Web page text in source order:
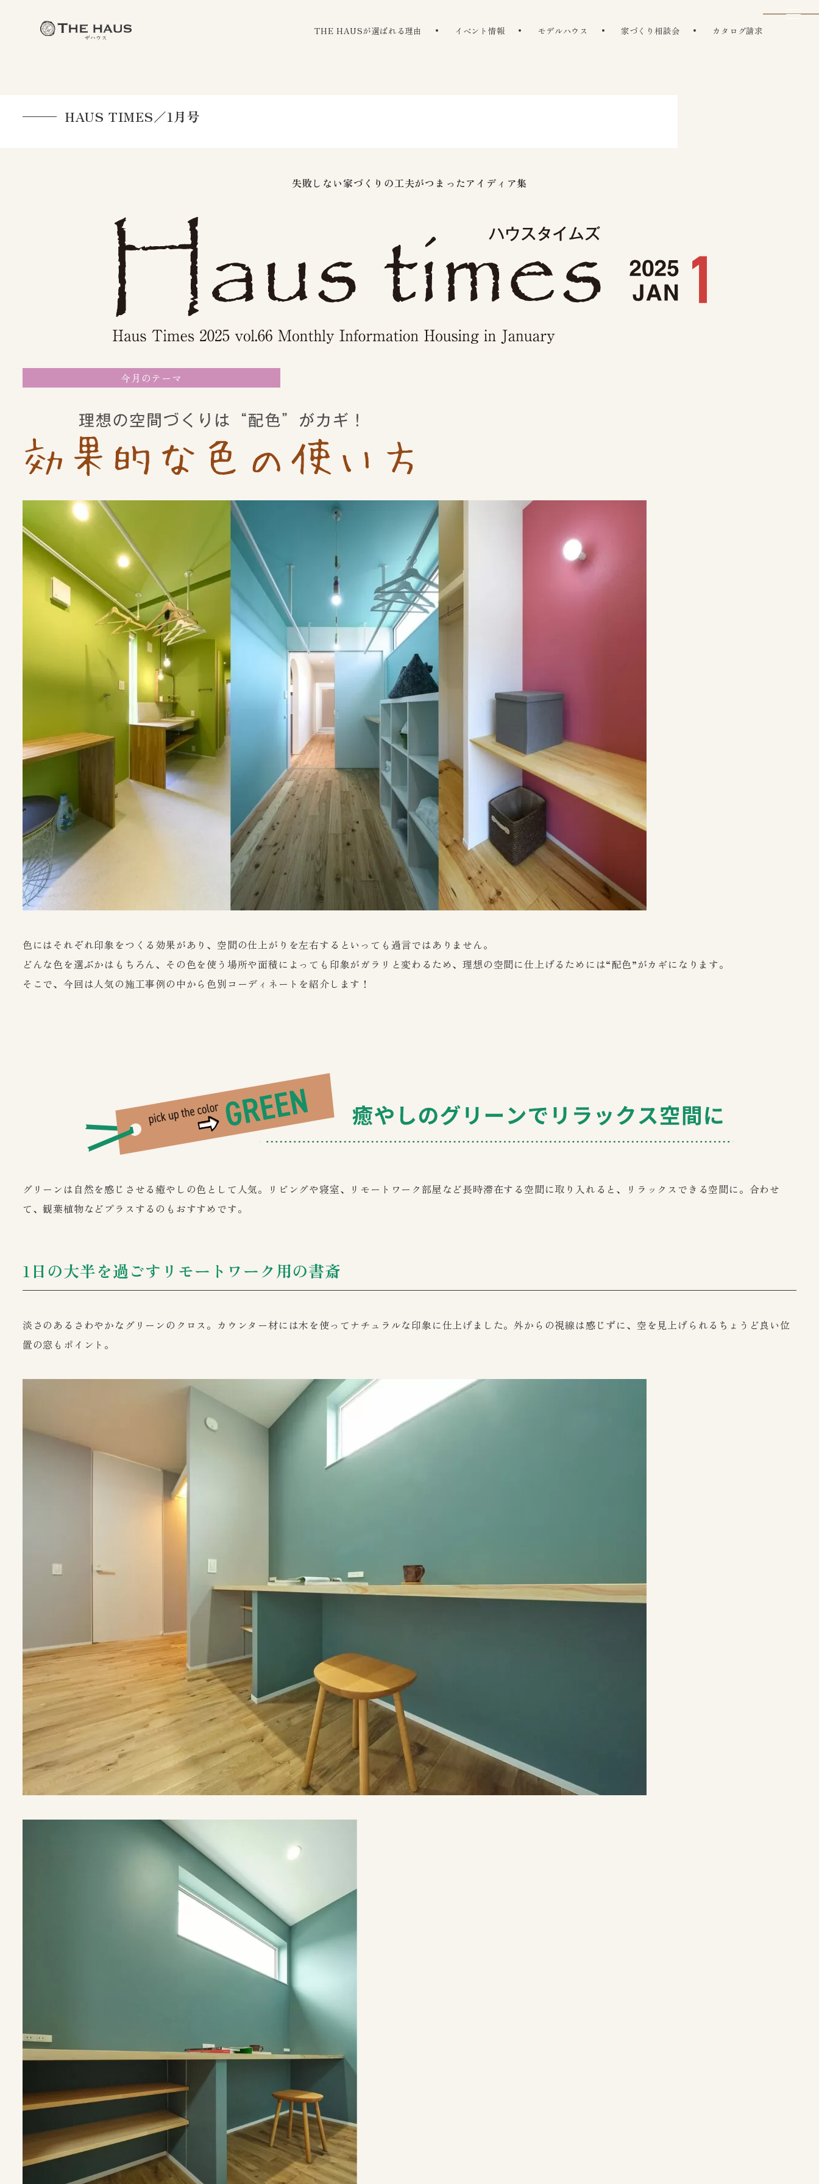
The HausTHE HAUSが選ばれる理由 イベント情報 モデルハウス 家づくり相談会 カタログ請求
HAUS TIMES／1月号
失敗しない家づくりの工夫がつまったアイディア集
今月のテーマ
色にはそれぞれ印象をつくる効果があり、空間の仕上がりを左右するといっても過言ではありません。
どんな色を選ぶかはもちろん、その色を使う場所や面積によっても印象がガラリと変わるため、​理想の空間に仕上げるためには“配色”がカギになります。​
そこで、今回は人気の施工事例の中から色別コーディネートを紹介します！​
グリーンは自然を感じさせる癒やしの色として人気。リビングや寝室、リモートワーク部屋など長時滞在する空間に取り入れると、リラックスできる空間に。合わせ
て、観葉植物などプラスするのもおすすめです。
1日の大半を過ごす リモートワーク用の書斎
淡さのあるさわやかなグリーンのクロス。カウンター材には木を使ってナチュラルな印象に仕上げました。外からの視線は感じずに、空を見上げられるちょうど良い位
置の窓もポイント。